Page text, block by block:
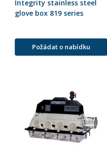
Integrity stainless steel
glove box 819 series
Požádat o nabídku